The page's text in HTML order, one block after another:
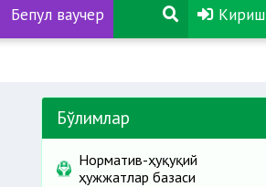
Бепул ваучер Кириш
Бўлимлар
Норматив-ҳуқуқий
ҳужжатлар базаси